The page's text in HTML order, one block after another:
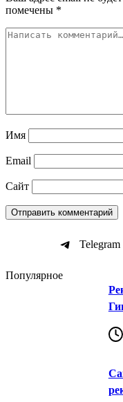
помечены *
Имя
Email
Сайт
Telegram
Популярное